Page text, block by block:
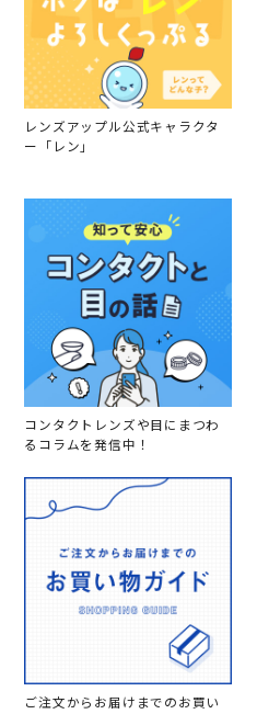
レンズアップル公式キャラクタ
ー「レン」
コンタクトレンズや目にまつわ
るコラムを発信中！
ご注文からお届けまでのお買い